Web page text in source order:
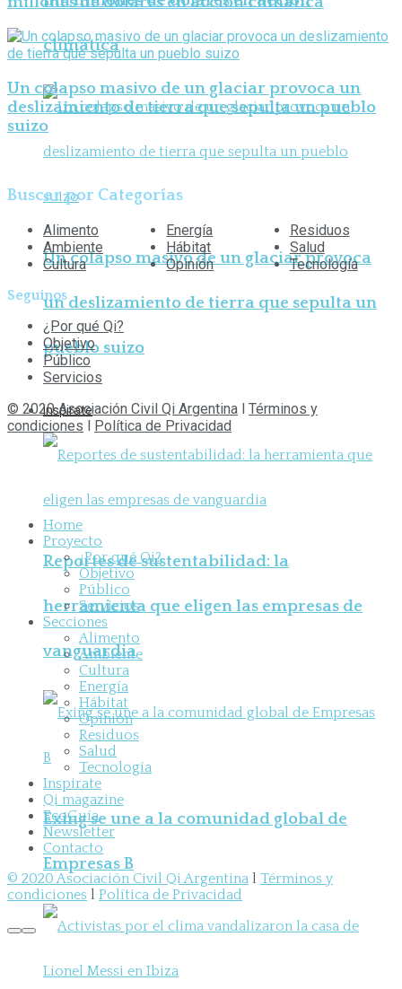
climática
Un colapso masivo de un glaciar provoca
un deslizamiento de tierra que sepulta un
pueblo suizo
Inspirate
Reportes de sustentabilidad: la
herramienta que eligen las empresas de
vanguardia
Exing se une a la comunidad global de
Empresas B
Un colapso masivo de un glaciar provoca un
deslizamiento de tierra que sepulta un pueblo
suizo
Buscar por Categorías
Alimento
Ambiente
Cultura
Energía
Hábitat
Opinión
Residuos
Salud
Tecnología
Seguinos
¿Por qué Qi?
Objetivo
Público
Servicios
© 2020 Asociación Civil Qi Argentina l Términos y
condiciones l Política de Privacidad
Home
Proyecto
¿Por qué Qi?
Objetivo
Público
Servicios
Secciones
Alimento
Ambiente
Cultura
Energía
Hábitat
Opinión
Residuos
Salud
Tecnología
Inspirate
Qi magazine
EcoGuía
Newsletter
Contacto
© 2020 Asociación Civil Qi Argentina l Términos y
condiciones l Política de Privacidad